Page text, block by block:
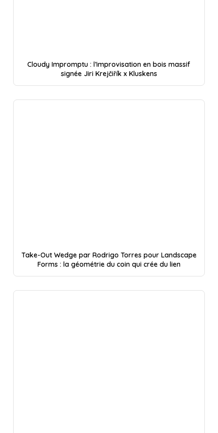
Cloudy Impromptu : l’improvisation en bois massif
signée Jiri Krejčiřík x Kluskens
Take-Out Wedge par Rodrigo Torres pour Landscape
Forms : la géométrie du coin qui crée du lien